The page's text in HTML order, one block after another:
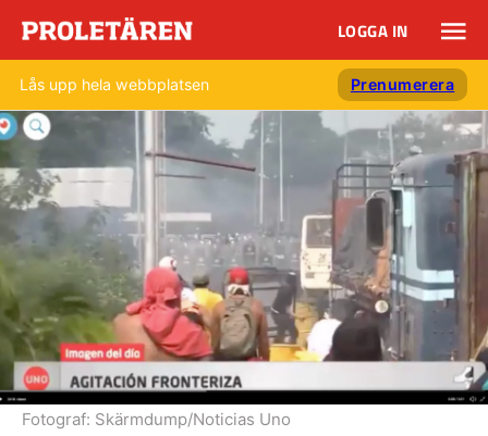
LOGGA IN
Lås upp hela webbplatsen Prenumerera
Fotograf: Skärmdump/Noticias Uno